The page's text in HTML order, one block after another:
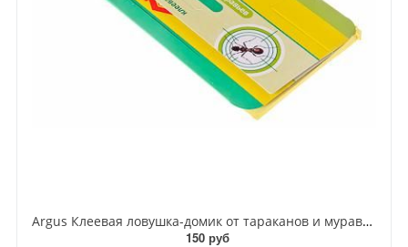
Argus Клеевая ловушка-домик от тараканов и муравьев
150 руб